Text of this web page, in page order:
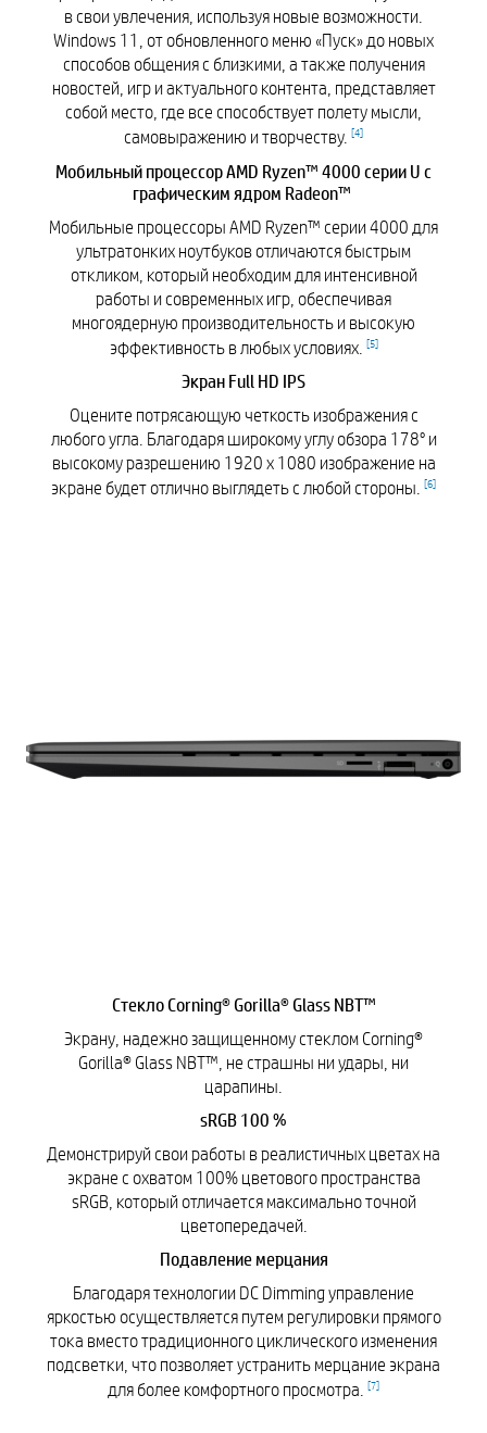
в свои увлечения, используя новые возможности.
Windows 11, от обновленного меню «Пуск» до новых
способов общения с близкими, а также получения
новостей, игр и актуального контента, представляет
собой место, где все способствует полету мысли,
самовыражению и творчеству. [4]
Мобильный процессор AMD Ryzen™ 4000 серии U с
графическим ядром Radeon™
Мобильные процессоры AMD Ryzen™ серии 4000 для
ультратонких ноутбуков отличаются быстрым
откликом, который необходим для интенсивной
работы и современных игр, обеспечивая
многоядерную производительность и высокую
эффективность в любых условиях. [5]
Экран Full HD IPS
Оцените потрясающую четкость изображения с
любого угла. Благодаря широкому углу обзора 178° и
высокому разрешению 1920 x 1080 изображение на
экране будет отлично выглядеть с любой стороны. [6]
Стекло Corning® Gorilla® Glass NBT™
Экрану, надежно защищенному стеклом Corning®
Gorilla® Glass NBT™, не страшны ни удары, ни
царапины.
sRGB 100 %
Демонстрируй свои работы в реалистичных цветах на
экране с охватом 100% цветового пространства
sRGB, который отличается максимально точной
цветопередачей.
Подавление мерцания
Благодаря технологии DC Dimming управление
яркостью осуществляется путем регулировки прямого
тока вместо традиционного циклического изменения
подсветки, что позволяет устранить мерцание экрана
для более комфортного просмотра. [7]